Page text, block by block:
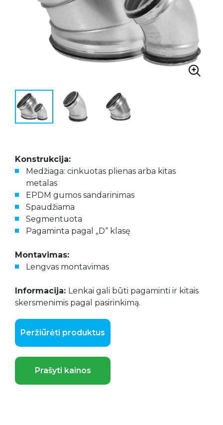
Konstrukcija:
Medžiaga: cinkuotas plienas arba kitas
metalas
EPDM gumos sandarinimas
Spaudžiama
Segmentuota
Pagaminta pagal „D“ klasę
Montavimas:
Lengvas montavimas
Informacija: Lenkai gali būti pagaminti ir kitais
skersmenimis pagal pasirinkimą.
Peržiūrėti produktus
Prašyti kainos